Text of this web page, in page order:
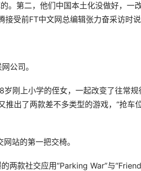
。第二，他们中国本土化没做好，一
受前FT中文网总编辑张力奋采访时说
公司。
刚上小学的侄女，一起改变了往常规
出了两款差不多类型的游戏，“抢车
站的第一把交椅。
两款社交应用“Parking War”与